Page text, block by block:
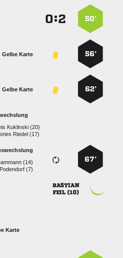
50’
:
56’
Gelbe Karte
62’
Gelbe Karte
 
 
67’



 
Karte